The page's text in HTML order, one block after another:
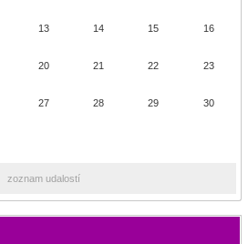
13 14 15 16
20 21 22 23
27 28 29 30
zoznam udalostí